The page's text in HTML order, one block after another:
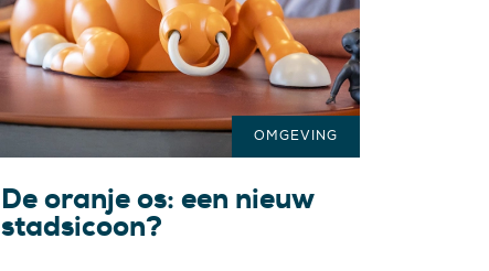
De oranje os: een nieuw
stadsicoon?
OMGEVING